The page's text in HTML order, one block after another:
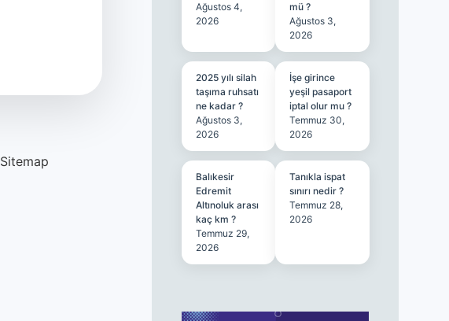
Sitemap
Ağustos 4,
2026
mü ?
Ağustos 3,
2026
2025 yılı silah
taşıma ruhsatı
ne kadar ?
Ağustos 3,
2026
İşe girince
yeşil pasaport
iptal olur mu ?
Temmuz 30,
2026
Balıkesir
Edremit
Altınoluk arası
kaç km ?
Temmuz 29,
2026
Tanıkla ispat
sınırı nedir ?
Temmuz 28,
2026